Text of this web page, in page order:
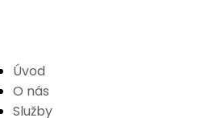
Úvod
O nás
Služby